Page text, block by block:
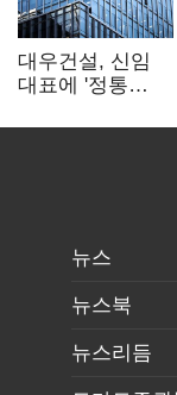
대우건설, 신임
대표에 '정통
부사장 내정
뉴스
뉴스북
뉴스리듬